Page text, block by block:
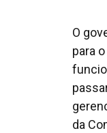
O
para
da